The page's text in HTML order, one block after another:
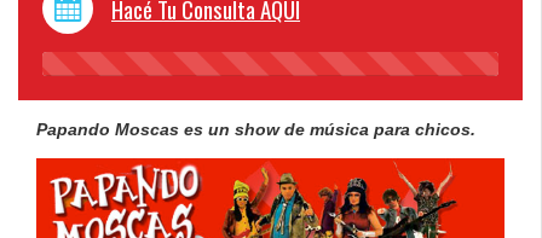
Hacé Tu Consulta AQUI
45%
Papando Moscas es un show de música para chicos.